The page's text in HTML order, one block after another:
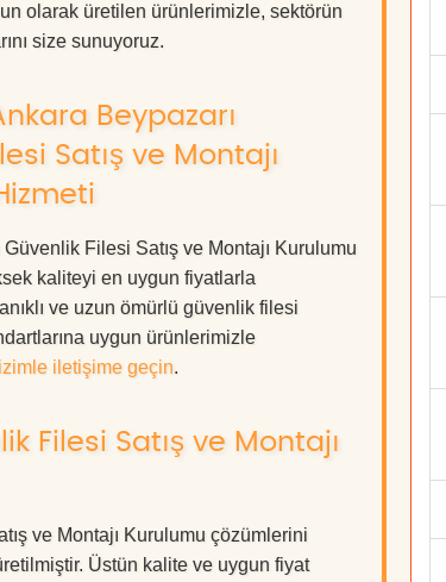
olarak üretilen ürünlerimizle, sektörün
size sunuyoruz.
Beypazarı
Satış ve Montajı
Filesi Satış ve Montajı Kurulumu
kaliteyi en uygun fiyatlarla
ve uzun ömürlü güvenlik filesi
uygun ürünlerimizle
iletişime geçin.
Filesi Satış ve Montajı
ve Montajı Kurulumu çözümlerini
Üstün kalite ve uygun fiyat